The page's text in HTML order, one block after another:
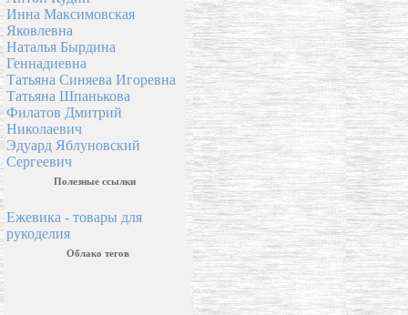
Инна Максимовская
Яковлевна
Наталья Бырдина
Геннадиевна
Татьяна Синяева Игоревна
Татьяна Шпанькова
Филатов Дмитрий
Николаевич
Эдуард Яблуновский
Сергеевич
Полезные ссылки
Ежевика - товары для
рукоделия
Облако тегов